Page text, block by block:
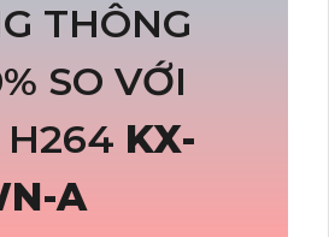
THÔNG
SO VỚI
H264 KX-
A